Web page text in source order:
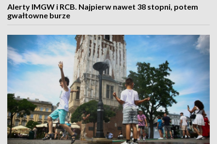
Alerty IMGW i RCB. Najpierw nawet 38 stopni, potem
gwałtowne burze